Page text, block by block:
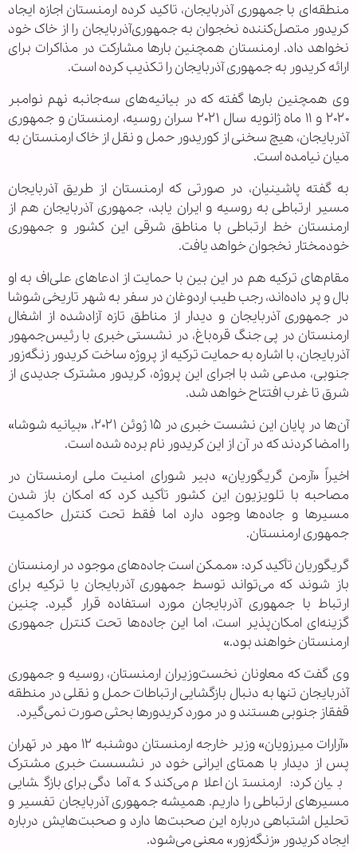
منطقه‌ای با جمهوری آذربایجان، تاکید کرده ارمنستان اجازه ایجاد
کریدور متصل‌کننده نخجوان به جمهوری‌آذربایجان را از خاک خود
نخواهد داد. ارمنستان همچنین بارها مشارکت در مذاکرات برای
ارائه کریدور به جمهوری آذربایجان را تکذیب کرده است.
وی همچنین بارها گفته که در بیانیه‌های سه‌جانبه نهم نوامبر
۲۰۲۰ و ۱۱ ماه ژانویه سال ۲۰۲۱ سران روسیه، ارمنستان و جمهوری
آذربایجان، هیچ سخنی از کوریدور حمل و نقل از خاک ارمنستان به
میان نیامده است.
به گفته پاشینیان، در صورتی که ارمنستان از طریق آذربایجان
مسیر ارتباطی به روسیه و ایران یابد، جمهوری آذربایجان هم از
ارمنستان خط ارتباطی با مناطق شرقی این کشور و جمهوری
خودمختار نخجوان خواهد یافت.
مقام‌های ترکیه هم در این بین با حمایت از ادعاهای علی‌اف به او
بال و پر داده‌اند، رجب طیب اردوغان در سفر به شهر تاریخی شوشا
در جمهوری آذربایجان و دیدار از مناطق تازه آزادشده از اشغال
ارمنستان در پی جنگ قره‌باغ، در نشستی خبری با رئیس‌جمهور
آذربایجان، با اشاره به حمایت ترکیه از پروژه ساخت کریدور زنگه‌زور
جنوبی، مدعی شد با اجرای این پروژه، کریدور مشترک جدیدی از
شرق تا غرب افتتاح خواهد شد.
آن‌ها در پایان این نشست خبری در ۱۵ ژوئن ۲۰۲۱، «بیانیه شوشا»
را امضا کردند که در آن از این کریدور نام برده شده است.
اخیراً «آرمن گریگوریان» دبیر شورای امنیت ملی ارمنستان در
مصاحبه با تلویزیون این کشور تأکید کرد که امکان باز شدن
مسیرها و جاده‌ها وجود دارد اما فقط تحت کنترل حاکمیت
جمهوری ارمنستان.
گریگوریان تأکید کرد: «ممکن است جاده‌های موجود در ارمنستان
باز شوند که می‌تواند توسط جمهوری آذربایجان یا ترکیه برای
ارتباط با جمهوری آذربایجان مورد استفاده قرار گیرد. چنین
گزینه‌ای امکان‌پذیر است، اما این جاده‌ها تحت کنترل جمهوری
ارمنستان خواهند بود.»
وی گفت که معاونان نخست‌وزیران ارمنستان، روسیه و جمهوری
آذربایجان تنها به دنبال بازگشایی ارتباطات حمل و نقلی در منطقه
قفقاز جنوبی هستند و در مورد کریدورها بحثی صورت نمی‌گیرد.
«آرارات میرزویان» وزیر خارجه ارمنستان دوشنبه ۱۲ مهر در تهران
پس از دیدار با همتای ایرانی خود در نشسست خبری مشترک
بیان کرد: ارمنستان اعلام می‌کند که آمادگی برای بازگشایی
مسیرهای ارتباطی را داریم. همیشه جمهوری آذربایجان تفسیر و
تحلیل اشتباهی درباره این صحبت‌ها دارد و صحبت‌هایش درباره
ایجاد کریدور «زنگه‌زور» معنی می‌شود.